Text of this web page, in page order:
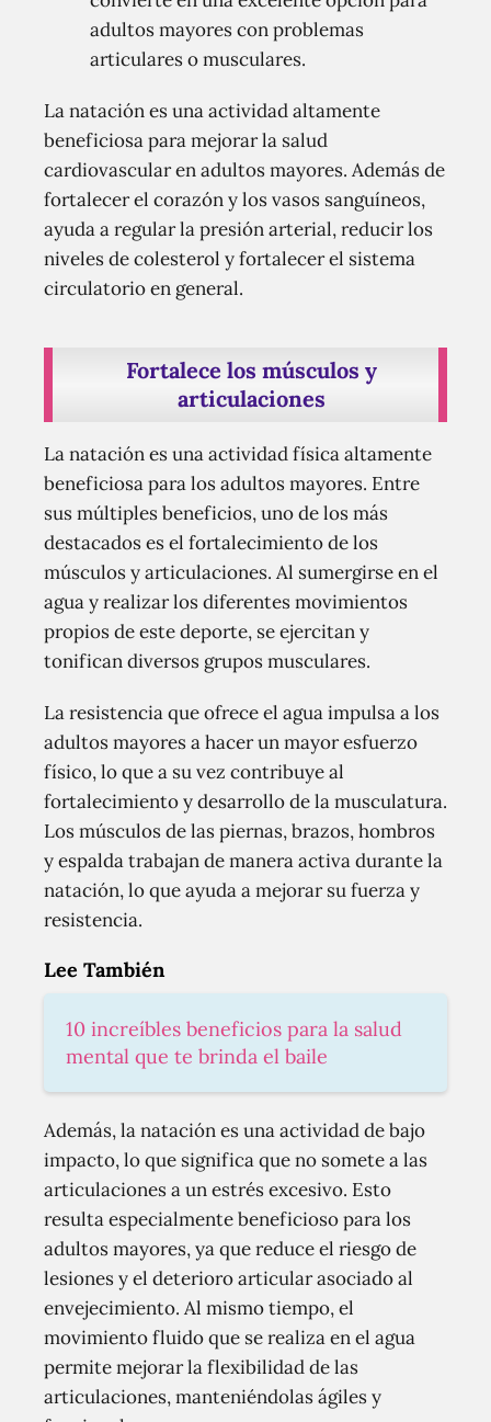
adultos mayores con problemas
articulares o musculares.
La natación es una actividad altamente
beneficiosa para mejorar la salud
cardiovascular en adultos mayores. Además de
fortalecer el corazón y los vasos sanguíneos,
ayuda a regular la presión arterial, reducir los
niveles de colesterol y fortalecer el sistema
circulatorio en general.
Fortalece los músculos y
articulaciones
La natación es una actividad física altamente
beneficiosa para los adultos mayores. Entre
sus múltiples beneficios, uno de los más
destacados es el fortalecimiento de los
músculos y articulaciones. Al sumergirse en el
agua y realizar los diferentes movimientos
propios de este deporte, se ejercitan y
tonifican diversos grupos musculares.
La resistencia que ofrece el agua impulsa a los
adultos mayores a hacer un mayor esfuerzo
físico, lo que a su vez contribuye al
fortalecimiento y desarrollo de la musculatura.
Los músculos de las piernas, brazos, hombros
y espalda trabajan de manera activa durante la
natación, lo que ayuda a mejorar su fuerza y
resistencia.
Lee También
10 increíbles beneficios para la salud
mental que te brinda el baile
Además, la natación es una actividad de bajo
impacto, lo que significa que no somete a las
articulaciones a un estrés excesivo. Esto
resulta especialmente beneficioso para los
adultos mayores, ya que reduce el riesgo de
lesiones y el deterioro articular asociado al
envejecimiento. Al mismo tiempo, el
movimiento fluido que se realiza en el agua
permite mejorar la flexibilidad de las
articulaciones, manteniéndolas ágiles y